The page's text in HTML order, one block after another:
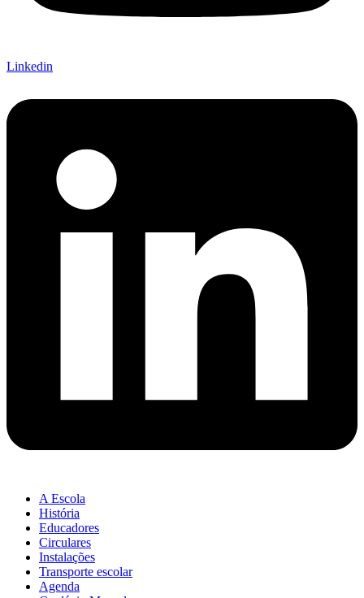
Linkedin
A Escola
História
Educadores
Circulares
Instalações
Transporte escolar
Agenda